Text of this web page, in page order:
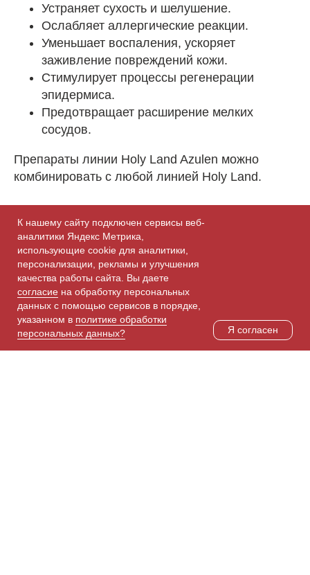
Устраняет сухость и шелушение.
Ослабляет аллергические реакции.
Уменьшает воспаления, ускоряет
заживление повреждений кожи.
Стимулирует процессы регенерации
эпидермиса.
Предотвращает расширение мелких
сосудов.
Препараты линии Holy Land Azulen можно
комбинировать с любой линией Holy Land.
О нас
Цены на услуги
Акции
К нашему сайту подключен сервисы веб-
аналитики Яндекс Метрика,
использующие cookie для аналитики,
персонализации, рекламы и улучшения
качества работы сайта. Вы даете
согласие на обработку персональных
данных с помощью сервисов в порядке,
указанном в политике обработки
персональных данных?
Я согласен